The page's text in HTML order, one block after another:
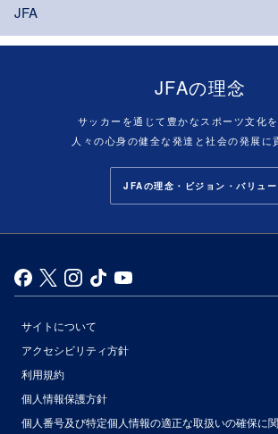
JFA
JFAの理念
サッカーを通じて豊かなスポーツ文化を
人々の心身の健全な発達と社会の発展に
JFAの理念・ビジョン・バリュー
サイトについて
アクセシビリティ方針
利用規約
個人情報保護方針
個人番号及び特定個人情報の適正な取扱いの確保に